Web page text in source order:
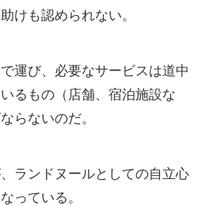
けも認められない。
運び、必要なサービスは道中
るもの（店舗、宿泊施設な
らないのだ。
ランドヌールとしての自立心
っている。